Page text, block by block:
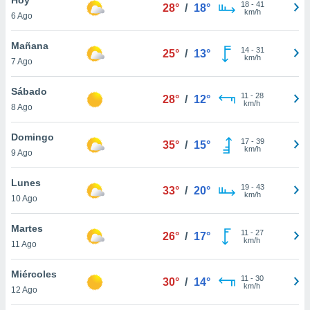
en
más
nuestra
de
cookies
aceptar
6 Ago
28° / 18° 18- 41
km/h
Mañana
7 Ago
25° / 13° 14- 31
km/h
Sábado
8 Ago
28° / 12° 11 - 28
km/h
Domingo
9 Ago
35° / 15° 17- 39
km/h
Lunes
10 Ago
33° / 20° 19- 43
km/h
Martes
11 Ago
26° / 17° 11 - 27
km/h
Miércoles
12 Ago
30° / 14° 11 - 30
km/h